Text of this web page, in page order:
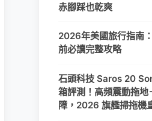
赤腳踩也乾爽
2026年美國旅行指南
前必讀完整攻略
石頭科技 Saros 20
箱評測！高頻震動拖
障，2026 旗艦掃拖機